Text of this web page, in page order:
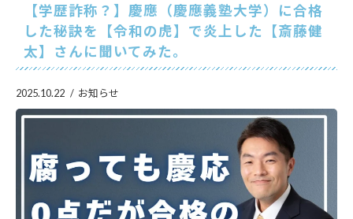
【学歴詐称？】慶應（慶應義塾大学）に合格
した秘訣を【令和の虎】で炎上した【斎藤健
太】さんに聞いてみた。
2025.10.22 お知らせ